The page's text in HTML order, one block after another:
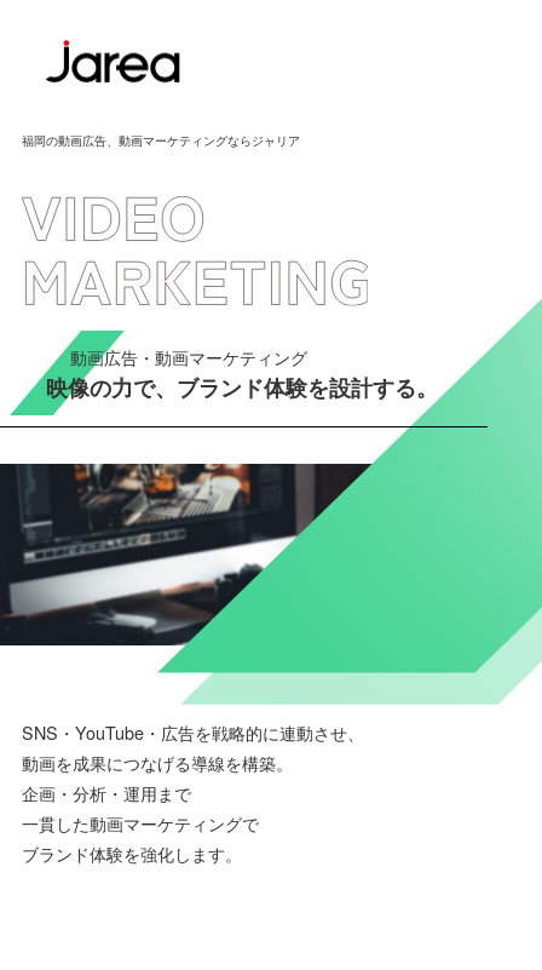
福岡の動画広告、動画マーケティングならジャリア
動画広告・動画マーケティング
映像の力で、ブランド体験を設計する。
SNS・YouTube・広告を戦略的に連動させ、
動画を成果につなげる導線を構築。
企画・分析・運用まで
一貫した動画マーケティングで
ブランド体験を強化します。